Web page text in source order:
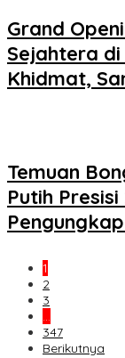
Grand
Sejahtera
Khidmat,
Temuan
Putih
1
2
3
…
347
Berikutnya